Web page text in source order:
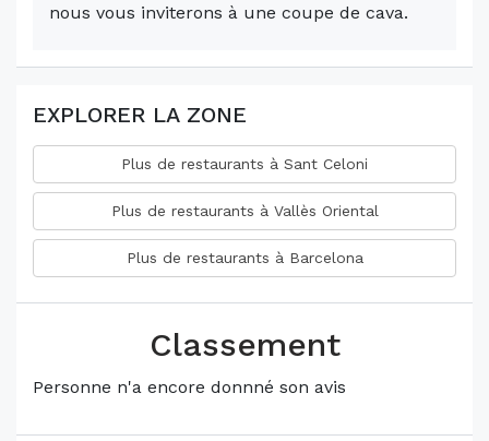
nous vous inviterons à une coupe de cava.
EXPLORER LA ZONE
Plus de restaurants à Sant Celoni
Plus de restaurants à Vallès Oriental
Plus de restaurants à Barcelona
Classement
Personne n'a encore donnné son avis